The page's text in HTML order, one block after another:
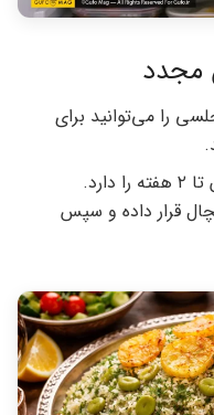
مجدد
را می‌توانید برای
در فریزر: این غذا قابلیت فریز شدن تا ۲ هفته را دارد.
قرار داده و سپس